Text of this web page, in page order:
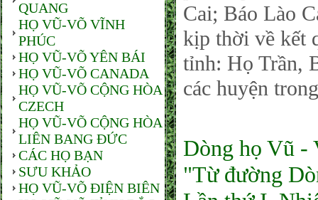
QUANG
HỌ VŨ-VÕ VĨNH
PHÚC
HỌ VŨ-VÕ YÊN BÁI
HỌ VŨ-VÕ CANADA
HỌ VŨ-VÕ CỘNG HÒA
CZECH
HỌ VŨ-VÕ CỘNG HÒA
LIÊN BANG ĐỨC
CÁC HỌ BẠN
SƯU KHẢO
HỌ VŨ-VÕ ĐIỆN BIÊN
Cai; Báo Lào
kịp thời về kết
tỉnh: Họ Trần,
các huyện
Dòng họ Vũ -
"Từ đường